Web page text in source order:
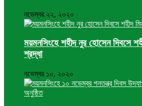
নভেম্বর ২২, ২০২০
ময়মনসিংহে শহীদ নুর হোসেন দিবসে
শ্রদ্ধা
নভেম্বর ১০, ২০২০